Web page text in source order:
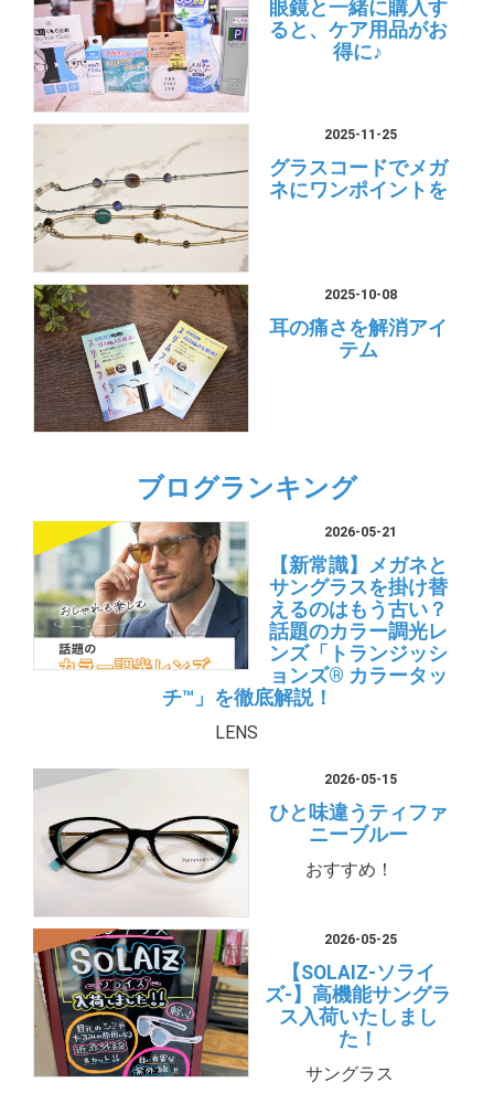
眼鏡と一緒に購入す
ると、ケア用品がお
得に♪
2025-11-25
グラスコードでメガ
ネにワンポイントを
2025-10-08
耳の痛さを解消アイ
テム
ブログランキング
2026-05-21
【新常識】メガネと
サングラスを掛け替
えるのはもう古い？
話題のカラー調光レ
ンズ「トランジッシ
ョンズ® カラータッ
チ™」を徹底解説！
LENS
2026-05-15
ひと味違うティファ
ニーブルー
おすすめ！
2026-05-25
【SOLAIZ-ソライ
ズ-】高機能サングラ
ス入荷いたしまし
た！
サングラス